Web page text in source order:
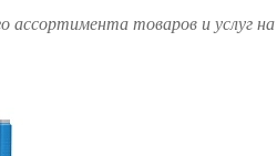
ассортимента товаров и услуг